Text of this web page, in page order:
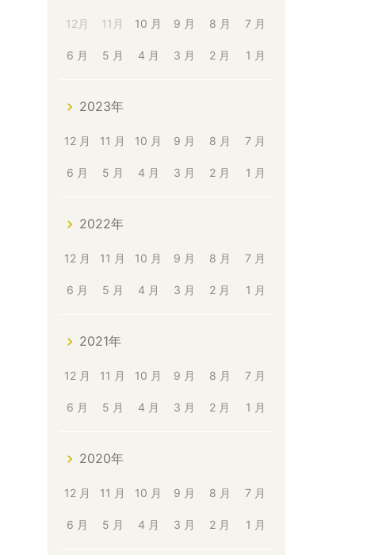
12月 11月 10 月 9 月 8 月 7 月
6 月 5 月 4 月 3 月 2 月 1 月
2023年
12 月 11 月 10 月 9 月 8 月 7 月
6 月 5 月 4 月 3 月 2 月 1 月
2022年
12 月 11 月 10 月 9 月 8 月 7 月
6 月 5 月 4 月 3 月 2 月 1 月
2021年
12 月 11 月 10 月 9 月 8 月 7 月
6 月 5 月 4 月 3 月 2 月 1 月
2020年
12 月 11 月 10 月 9 月 8 月 7 月
6 月 5 月 4 月 3 月 2 月 1 月